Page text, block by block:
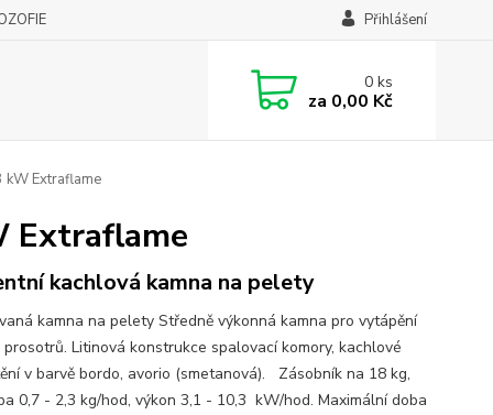
Přihlášení
0ks
za 0,00 Kč
kW Extraflame
Extraflame
kachlová kamna na pelety
kamna na pelety Středně výkonná kamna pro vytápění
prosotrů. Litinová konstrukce spalovací komory, kachlové
v barvě bordo, avorio (smetanová). Zásobník na 18 kg,
0,7 - 2,3 kg/hod, výkon 3,1 - 10,3 kW/hod. Maximální doba